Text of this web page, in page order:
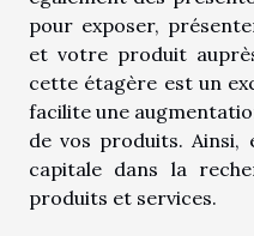
pour exposer,
et votre produit
cette étagère est un
facilite une
de vos produits. Ainsi,
capitale dans la
produits et services.